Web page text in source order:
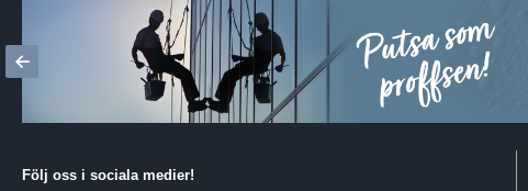
Följ oss i sociala medier!